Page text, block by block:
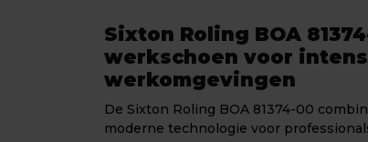
Sixton Roling BOA
werkschoen voor
werkomgevingen
De Sixton Roling BOA 81374-00
moderne technologie voor